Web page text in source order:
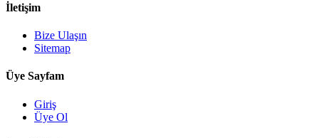
İletişim
Bize Ulaşın
Sitemap
Üye Sayfam
Giriş
Üye Ol